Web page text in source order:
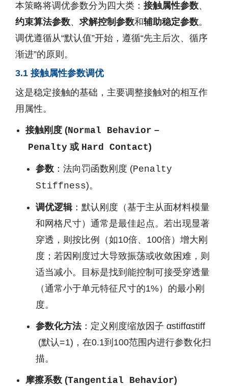
本策略将调优参数分为四大类： 接触属性参数、
约束算法参数、 求解控制参数和辅助稳定参数。
调优遵循从“默认值”开始，遵循“先主后次、循序
渐进”的原则。
3.1 接触属性参数调优
这是稳定接触的基础，主要调整接触对的相互作
用属性。
接触刚度 (Normal Behavior –
Penalty 或 Hard Contact)
参数 ：法向罚函数刚度 (Penalty
Stiffness)。
调优逻辑：默认刚度（基于主从面材料模量
和网格尺寸）通常是最佳起点。若出现显著
穿透，则按比例（如10倍、100倍）增大刚
度；若因刚度过大导致振荡或收敛困难，则
适当减小。目标是找到能控制可接受穿透量
（通常小于单元特征尺寸的1%）的最小刚
度。
参数化方法：定义刚度缩放因子 αstiffαstiff
(默认=1)，在0.1到100范围内进行参数化扫
描。
摩擦系数 (Tangential Behavior)